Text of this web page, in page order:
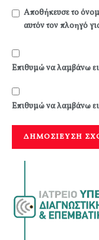
Αποθήκευσε το
αυτόν τον πλοηγό
Επιθυμώ να λαμβάνω
Επιθυμώ να λαμβάνω